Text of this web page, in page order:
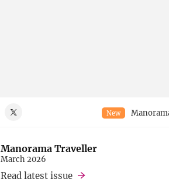
New
Manorama Traveller
March 2026
Read latest issue